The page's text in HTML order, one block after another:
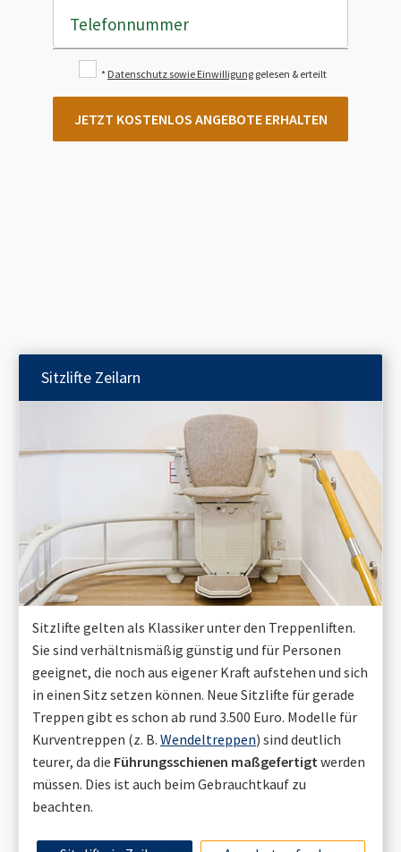
Telefonnummer
* Datenschutz sowie Einwilligung gelesen & erteilt
JETZT KOSTENLOS ANGEBOTE ERHALTEN
Sitzlifte Zeilarn
Sitzlifte gelten als Klassiker unter den Treppenliften.
Sie sind verhältnismäßig günstig und für Personen
geeignet, die noch aus eigener Kraft aufstehen und sich
in einen Sitz setzen können. Neue Sitzlifte für gerade
Treppen gibt es schon ab rund 3.500 Euro. Modelle für
Kurventreppen (z. B. Wendeltreppen) sind deutlich
teurer, da die Führungsschienen maßgefertigt werden
müssen. Dies ist auch beim Gebrauchtkauf zu
beachten.